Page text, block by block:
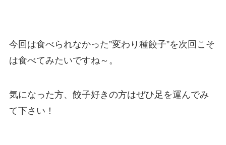
今回は食べられなかった”変わり種餃子”を次回こそ
は食べてみたいですね～。
気になった方、餃子好きの方はぜひ足を運んでみ
て下さい！